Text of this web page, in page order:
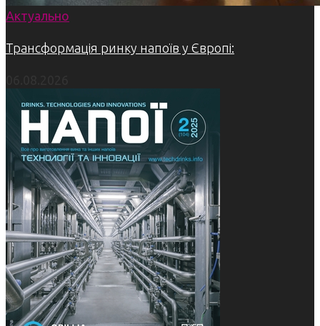
Актуально
Трансформація ринку напоїв у Європі: